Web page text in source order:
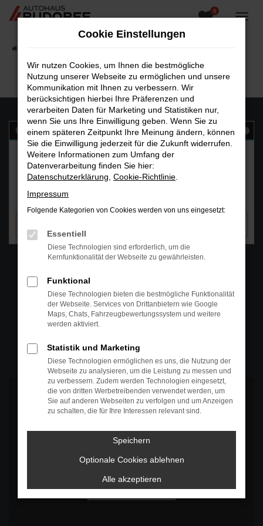
Zum
0
WhatsAPP
Telefon
+49 4295 557
Öffnungszeiten
MO-DO: 07:30 bis 18:00 Uhr
FR: 07:30 bis 17:30 Uhr
Es wird versucht, Inhalte vonwww.google.comzu laden. Dabei
können Daten an Dritte weitergegeben werden. Wenn Sie damit
Bestätigen
Cookie Einstellungen
Wir nutzen Cookies, um Ihnen die bestmögliche
Nutzung unserer Webseite zu ermöglichen und unsere
Kommunikation mit Ihnen zu verbessern. Wir
berücksichtigen hierbei Ihre Präferenzen und
verarbeiten Daten für Marketing und Statistiken nur,
wenn Sie uns Ihre Einwilligung geben. Wenn Sie zu
einem späteren Zeitpunkt Ihre Meinung ändern, können
Sie die Einwilligung jederzeit für die Zukunft widerrufen.
Weitere Informationen zum Umfang der
Datenverarbeitung finden Sie hier:
Datenschutzerklärung Cookie-Richtlinie
Impressum
Folgende Kategorien von Cookies werden von uns eingesetzt:
Essentiell
Diese Technologien sind erforderlich, um die
Kernfunktionalität der Webseite zu gewährleisten.
Funktional
Diese Technologien bieten die bestmögliche Funktionalität
der Webseite. Services von Drittanbietern wie Google
Maps, Chats, Fahrzeugbewertungssystem und weitere
werden aktiviert.
Statistik und Marketing
Diese Technologien ermöglichen es uns, die Nutzung der
Webseite zu analysieren, um die Leistung zu messen und
zu verbessern. Zudem werden Technologien eingesetzt,
die von dritten Werbetreibenden verwendet werden, um
Sie auf anderen Webseiten zu verfolgen und um Anzeigen
zu schalten, die für Ihre Interessen relevant sind.
Speichern
Optionale Cookies ablehnen
Alle akzeptieren